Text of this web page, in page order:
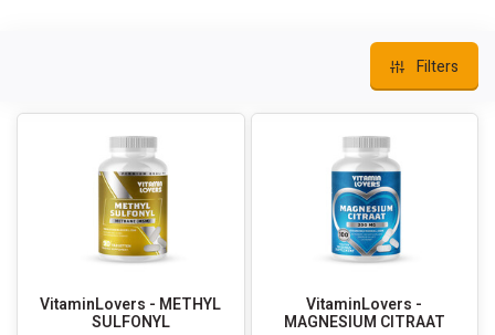
Filters
VitaminLovers - METHYL
SULFONYL
VitaminLovers -
MAGNESIUM CITRAAT